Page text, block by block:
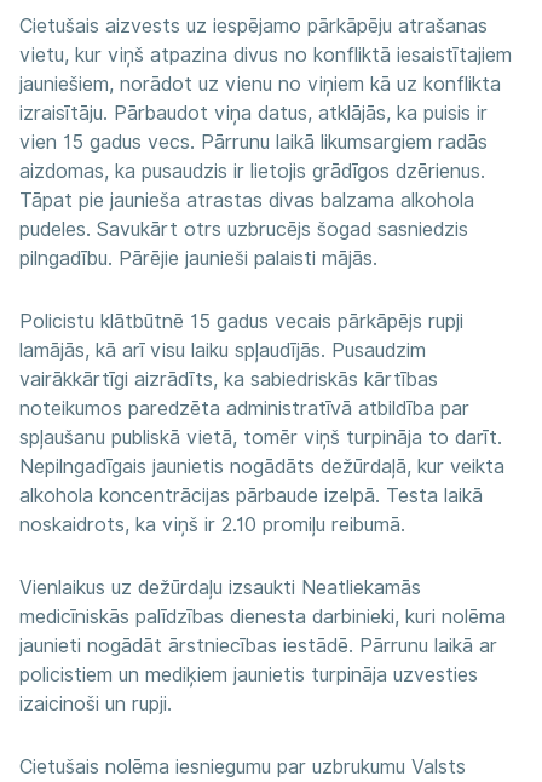
Cietušais aizvests uz iespējamo pārkāpēju atrašanas
vietu, kur viņš atpazina divus no konfliktā iesaistītajiem
jauniešiem, norādot uz vienu no viņiem kā uz konflikta
izraisītāju. Pārbaudot viņa datus, atklājās, ka puisis ir
vien 15 gadus vecs. Pārrunu laikā likumsargiem radās
aizdomas, ka pusaudzis ir lietojis grādīgos dzērienus.
Tāpat pie jaunieša atrastas divas balzama alkohola
pudeles. Savukārt otrs uzbrucējs šogad sasniedzis
pilngadību. Pārējie jaunieši palaisti mājās.
Policistu klātbūtnē 15 gadus vecais pārkāpējs rupji
lamājās, kā arī visu laiku spļaudījās. Pusaudzim
vairākkārtīgi aizrādīts, ka sabiedriskās kārtības
noteikumos paredzēta administratīvā atbildība par
spļaušanu publiskā vietā, tomēr viņš turpināja to darīt.
Nepilngadīgais jaunietis nogādāts dežūrdaļā, kur veikta
alkohola koncentrācijas pārbaude izelpā. Testa laikā
noskaidrots, ka viņš ir 2.10 promiļu reibumā.
Vienlaikus uz dežūrdaļu izsaukti Neatliekamās
medicīniskās palīdzības dienesta darbinieki, kuri nolēma
jaunieti nogādāt ārstniecības iestādē. Pārrunu laikā ar
policistiem un mediķiem jaunietis turpināja uzvesties
izaicinoši un rupji.
Cietušais nolēma iesniegumu par uzbrukumu Valsts